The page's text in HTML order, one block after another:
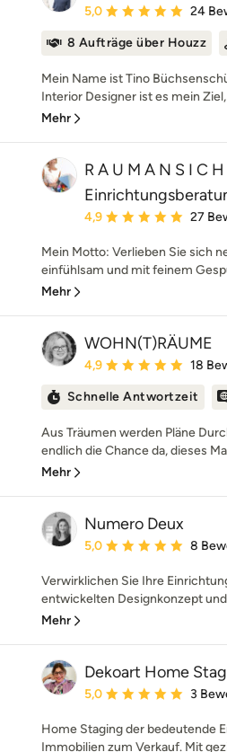
Durchschnittliche
5,0 24
8 Aufträge über Houzz
Mein Name ist Tino
Interior Designer ist es mein
Mehr
R A U M A N S I C
Durchschnittliche
4,9 27
Mein Motto: Verlieben Sie sich
einfühlsam und mit feinem
Mehr
WOHN(T)RÄUME
Durchschnittliche
4,9 18
Schnelle Antwortzeit
Aus Träumen werden Pläne
endlich die Chance da, dieses
Mehr
Numero Deux
Durchschnittliche
5,0 8
Verwirklichen Sie Ihre
entwickelten Designkonzept
Mehr
Dekoart Home
Durchschnittliche
5,0 3
Home Staging der bedeutende
Immobilien zum Verkauf. Mit